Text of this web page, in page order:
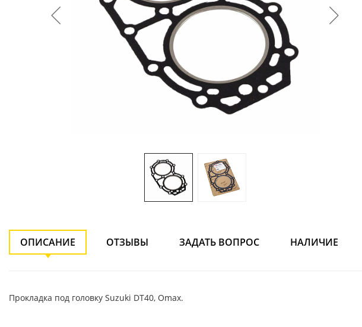
ОПИСАНИЕ ОТЗЫВЫ ЗАДАТЬ ВОПРОС НАЛИЧИЕ
Прокладка под головку Suzuki DT40, Omax.